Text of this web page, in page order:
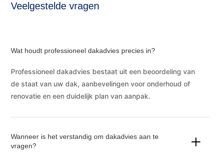
Veelgestelde vragen
Wat houdt professioneel dakadvies precies in?
Professioneel dakadvies bestaat uit een beoordeling van
de staat van uw dak, aanbevelingen voor onderhoud of
renovatie en een duidelijk plan van aanpak.
Wanneer is het verstandig om dakadvies aan te
vragen?